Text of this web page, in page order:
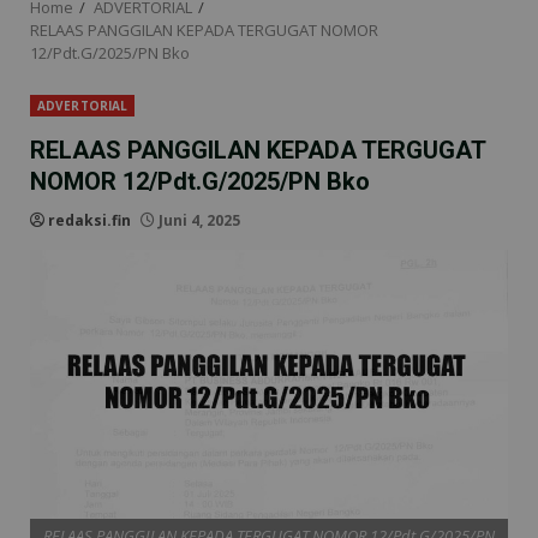
Home
ADVERTORIAL
RELAAS PANGGILAN KEPADA TERGUGAT NOMOR
12/Pdt.G/2025/PN Bko
ADVERTORIAL
RELAAS PANGGILAN KEPADA TERGUGAT
NOMOR 12/Pdt.G/2025/PN Bko
redaksi.fin Juni 4, 2025